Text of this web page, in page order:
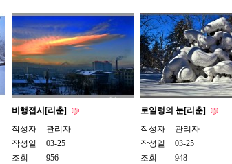
비행접시[리춘]
작성자
관리자
작성일
03-25
조회
956
로일령의 눈[리춘]
작성자
관리자
작성일
03-25
조회
948